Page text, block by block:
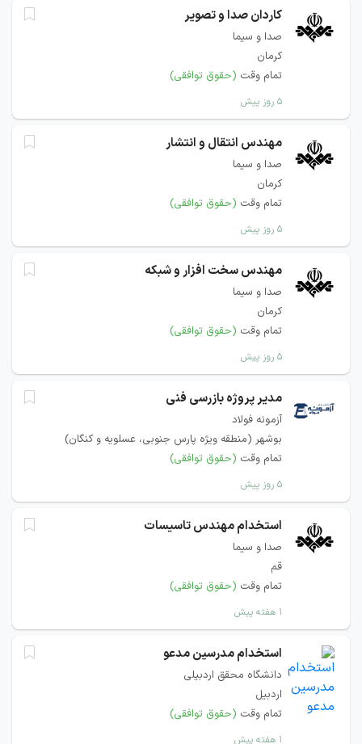
کاردان صدا و تصویر
صدا و سیما
کرمان
تمام وقت (حقوق توافقی)
۵ روز پیش
مهندس انتقال و انتشار
صدا و سیما
کرمان
تمام وقت (حقوق توافقی)
۵ روز پیش
مهندس سخت افزار و شبکه
صدا و سیما
کرمان
تمام وقت (حقوق توافقی)
۵ روز پیش
مدیر پروژه بازرسی فنی
آزمونه فولاد
بوشهر (منطقه ویژه پارس جنوبی، عسلویه و کنگان)
تمام وقت (حقوق توافقی)
۵ روز پیش
استخدام مهندس تاسیسات
صدا و سیما
قم
تمام وقت (حقوق توافقی)
۱ هفته پیش
استخدام مدرسین مدعو
دانشگاه محقق اردبیلی
اردبیل
تمام وقت (حقوق توافقی)
۱ هفته پیش